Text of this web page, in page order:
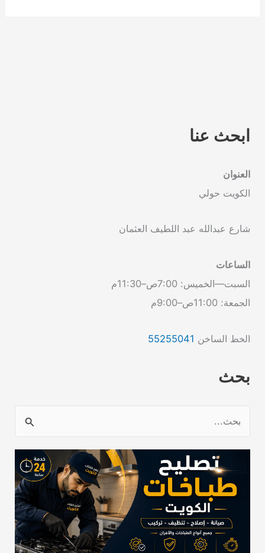
ابحث عنا
العنوان
الكويت حولي
شارع عبدالله عبد اللطيف العثمان
الساعات
السبت—الخميس: 7:00ص–11:30م
الجمعة: 11:00ص–9:00م
الخط الساخن 55255041
بحث